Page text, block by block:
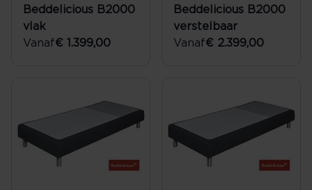
Beddelicious B2000
vlak
Vanaf€ 1.399,00
Beddelicious B2000
verstelbaar
Vanaf€ 2.399,00